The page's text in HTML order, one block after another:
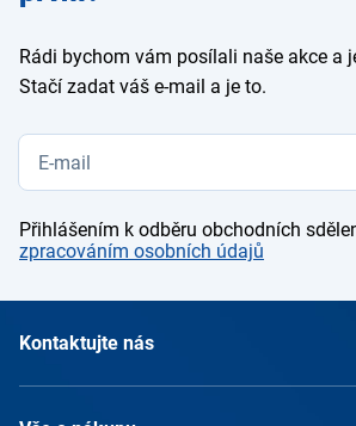
Rádi bychom vám posílali naše akce a
Stačí zadat váš e-mail a je to.
Přihlášením k odběru obchodních
zpracováním osobních údajů
Kontaktujte nás